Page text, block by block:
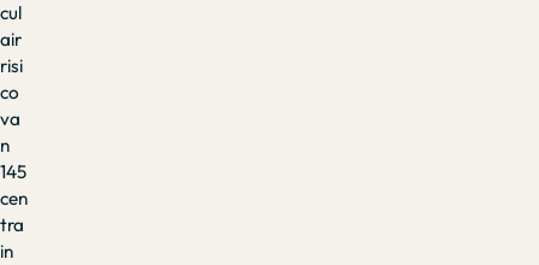
cul
air
risi
co
va
n
145
cen
tra
in